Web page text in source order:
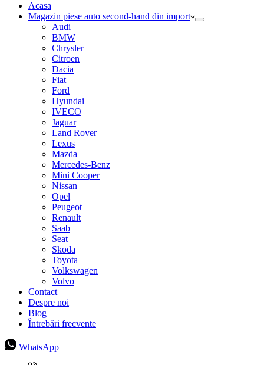
cumpărături
Acasa
Magazin piese auto second-hand din import
Audi
BMW
Chrysler
Citroen
Dacia
Fiat
Ford
Hyundai
IVECO
Jaguar
Land Rover
Lexus
Mazda
Mercedes-Benz
Mini Cooper
Nissan
Opel
Peugeot
Renault
Saab
Seat
Skoda
Toyota
Volkswagen
Volvo
Contact
Despre noi
Blog
Întrebări frecvente
WhatsApp